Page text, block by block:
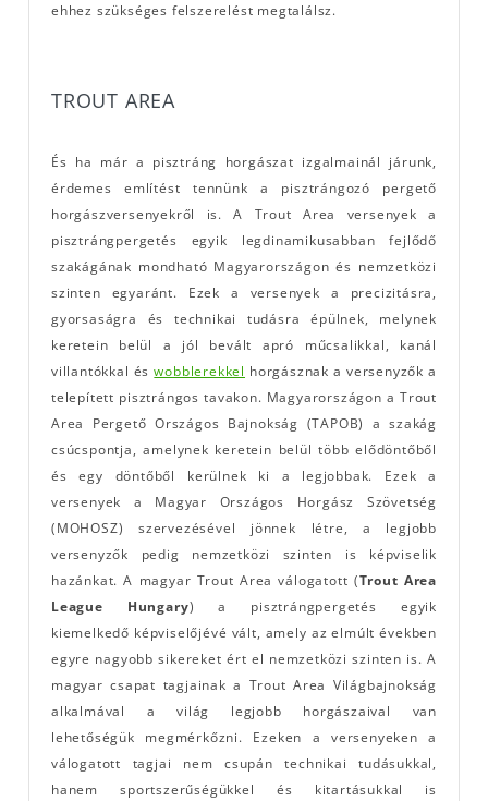
ehhez szükséges felszerelést megtalálsz.
TROUT AREA
És ha már a pisztráng horgászat izgalmainál járunk,
érdemes említést tennünk a pisztrángozó pergető
horgászversenyekről is. A Trout Area versenyek a
pisztrángpergetés egyik legdinamikusabban fejlődő
szakágának mondható Magyarországon és nemzetközi
szinten egyaránt. Ezek a versenyek a precizitásra,
gyorsaságra és technikai tudásra épülnek, melynek
keretein belül a jól bevált apró műcsalikkal, kanál
villantókkal éswobblerekkel horgásznak a versenyzők a
telepített pisztrángos tavakon. Magyarországon a Trout
Area Pergető Országos Bajnokság (TAPOB) a szakág
csúcspontja, amelynek keretein belül több elődöntőből
és egy döntőből kerülnek ki a legjobbak. Ezek a
versenyek a Magyar Országos Horgász Szövetség
(MOHOSZ) szervezésével jönnek létre, a legjobb
versenyzők pedig nemzetközi szinten is képviselik
hazánkat. A magyar Trout Area válogatott (Trout Area
League Hungary) a pisztrángpergetés egyik
kiemelkedő képviselőjévé vált, amely az elmúlt években
egyre nagyobb sikereket ért el nemzetközi szinten is. A
magyar csapat tagjainak a Trout Area Világbajnokság
alkalmával a világ legjobb horgászaival van
lehetőségük megmérkőzni. Ezeken a versenyeken a
válogatott tagjai nem csupán technikai tudásukkal,
hanem sportszerűségükkel és kitartásukkal is